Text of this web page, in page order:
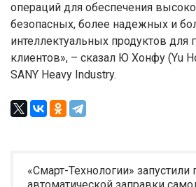
операций для обеспечения
безопасных, более надежных и
интеллектуальных продуктов для
клиентов», – сказал Ю Хонфу (Yu
SANY Heavy Industry.
«Смарт-Технологии»